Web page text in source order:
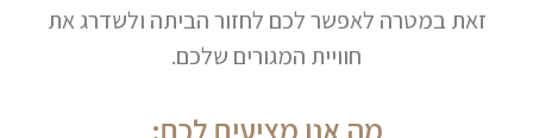
זאת במטרה לאפשר לכם לחזור הביתה ולשדרג את
חוויית המגורים שלכם.